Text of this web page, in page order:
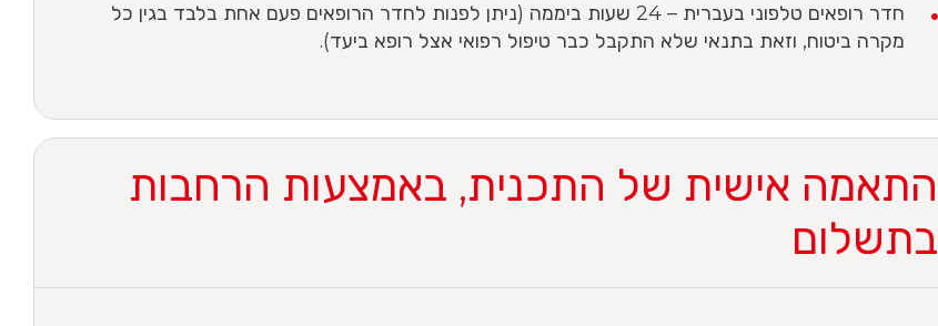
חדר רופאים טלפוני בעברית – 24 שעות ביממה (ניתן לפנות לחדר הרופאים פעם אחת בלבד בגין כל
מקרה ביטוח, וזאת בתנאי שלא התקבל כבר טיפול רפואי אצל רופא ביעד).
התאמה אישית של התכנית, באמצעות הרחבות
בתשלום